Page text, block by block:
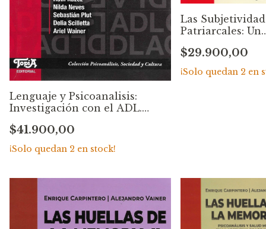
Lenguaje y Psicoanalisis:
Investigación con el ADL.
$41.900,00
¡Solo quedan 2 en stock!
Las
Patriarcales: Un
en las
históricas.
$29.900,00
¡Solo quedan 2 en